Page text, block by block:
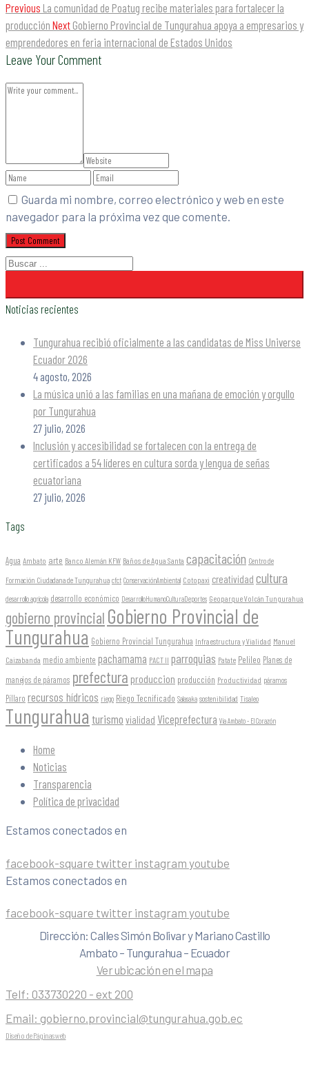
Previous La comunidad de Poatug recibe materiales para fortalecer la
producción Next Gobierno Provincial de Tungurahua apoya a empresarios y
emprendedores en feria internacional de Estados Unidos
Leave Your Comment
Guarda mi nombre, correo electrónico y web en este
navegador para la próxima vez que comente.
Noticias recientes
Tungurahua recibió oficialmente a las candidatas de Miss Universe
Ecuador 2026
4 agosto, 2026
La música unió a las familias en una mañana de emoción y orgullo
por Tungurahua
27 julio, 2026
Inclusión y accesibilidad se fortalecen con la entrega de
certificados a 54 líderes en cultura sorda y lengua de señas
ecuatoriana
27 julio, 2026
Tags
Agua Ambato arte Banco Alemán KFW Baños de Agua Santa capacitación Centro de
Formación Ciudadana de Tungurahua cfct ConservaciónAmbiental Cotopaxi creatividad cultura
desarrollo agrícola desarrollo económico DesarrolloHumanoCulturaDeportes Geoparque Volcán Tungurahua
gobierno provincial Gobierno Provincial de
Tungurahua Gobierno Provincial Tungurahua Infraestructura y Vialidad Manuel
Caizabanda medio ambiente pachamama PACT II parroquias Patate Pelileo Planes de
manejos de páramos prefectura produccion producción Productividad páramos
Píllaro recursos hídricos riego Riego Tecnificado Salasaka sostenibilidad Tisaleo
Tungurahua turismo vialidad Viceprefectura Vía Ambato - El Corazón
Home
Noticias
Transparencia
Política de privacidad
Estamos conectados en
facebook-square twitter instagram youtube
Estamos conectados en
facebook-square twitter instagram youtube
Dirección: Calles Simón Bolivar y Mariano Castillo
Ambato – Tungurahua – Ecuador
Ver ubicación en el mapa
Telf: 033730220 - ext 200
Email: gobierno.provincial@tungurahua.gob.ec
Diseño de Páginas web